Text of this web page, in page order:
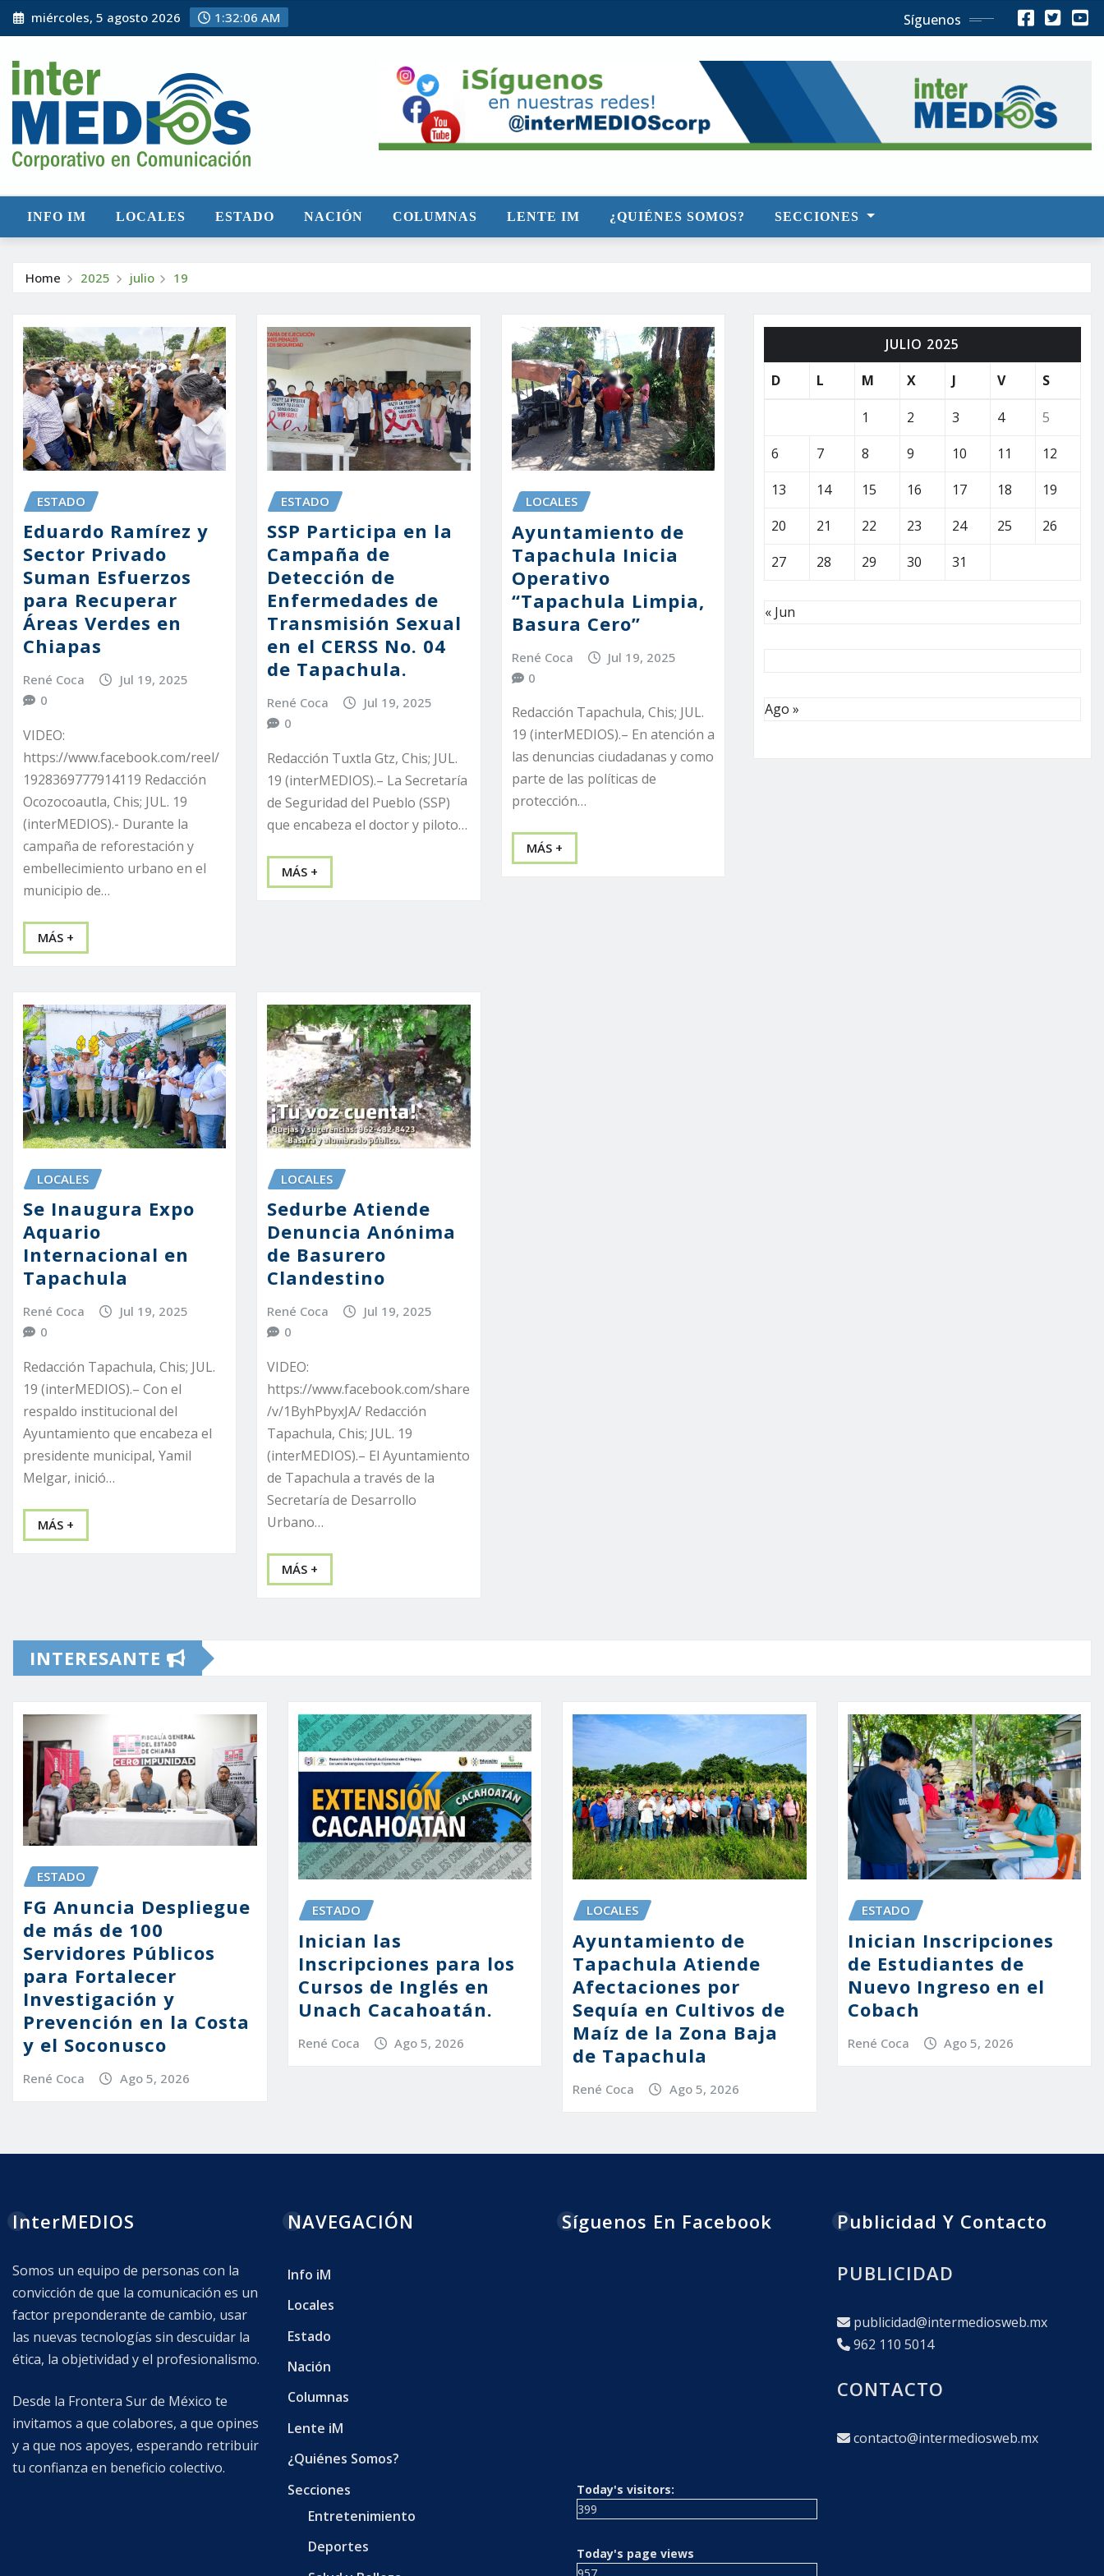
Skip
to
miércoles, 5 agosto 2026 1:32:06 AM Síguenos
INFO IM LOCALES ESTADO NACIÓN COLUMNAS LENTE IM ¿QUIÉNES SOMOS? SECCIONES
Home 2025 julio 19
ESTADO
Eduardo Ramírez y
Sector Privado
Suman Esfuerzos
para Recuperar
Áreas Verdes en
Chiapas
René Coca
Jul 19, 2025
0
VIDEO:
https://www.facebook.com/reel/
1928369777914119 Redacción
Ocozocoautla, Chis; JUL. 19
(interMEDIOS).- Durante la
campaña de reforestación y
embellecimiento urbano en el
municipio de…
MÁS +
ESTADO
SSP Participa en la
Campaña de
Detección de
Enfermedades de
Transmisión Sexual
en el CERSS No. 04
de Tapachula.
René Coca
Jul 19, 2025
0
Redacción Tuxtla Gtz, Chis; JUL.
19 (interMEDIOS).– La Secretaría
de Seguridad del Pueblo (SSP)
que encabeza el doctor y piloto…
MÁS +
LOCALES
Ayuntamiento de
Tapachula Inicia
Operativo
“Tapachula Limpia,
Basura Cero”
René Coca
Jul 19, 2025
0
Redacción Tapachula, Chis; JUL.
19 (interMEDIOS).– En atención a
las denuncias ciudadanas y como
parte de las políticas de
protección…
MÁS +
LOCALES
Se Inaugura Expo
Aquario
Internacional en
Tapachula
René Coca
Jul 19, 2025
0
Redacción Tapachula, Chis; JUL.
19 (interMEDIOS).– Con el
respaldo institucional del
Ayuntamiento que encabeza el
presidente municipal, Yamil
Melgar, inició…
MÁS +
LOCALES
Sedurbe Atiende
Denuncia Anónima
de Basurero
Clandestino
René Coca
Jul 19, 2025
0
VIDEO:
https://www.facebook.com/share
/v/1ByhPbyxJA/ Redacción
Tapachula, Chis; JUL. 19
(interMEDIOS).– El Ayuntamiento
de Tapachula a través de la
Secretaría de Desarrollo
Urbano…
MÁS +
JULIO 2025
D
L M X J V S
1 2 3 4
5
6
7 8 9 10 11
12
13
14 15 16 17 18
19
20
21 22 23 24 25
26
27
28 29 30 31
« Jun
Ago »
INTERESANTE
ESTADO
FG Anuncia Despliegue
de más de 100
Servidores Públicos
para Fortalecer
Investigación y
Prevención en la Costa
y el Soconusco
René Coca Ago 5, 2026
ESTADO
Inician las
Inscripciones para los
Cursos de Inglés en
Unach Cacahoatán.
René Coca Ago 5, 2026
LOCALES
Ayuntamiento de
Tapachula Atiende
Afectaciones por
Sequía en Cultivos de
Maíz de la Zona Baja
de Tapachula
René Coca Ago 5, 2026
ESTADO
Inician Inscripciones
de Estudiantes de
Nuevo Ingreso en el
Cobach
René Coca Ago 5, 2026
InterMEDIOS
Somos un equipo de personas con la
convicción de que la comunicación es un
factor preponderante de cambio, usar
las nuevas tecnologías sin descuidar la
ética, la objetividad y el profesionalismo.
Desde la Frontera Sur de México te
invitamos a que colabores, a que opines
y a que nos apoyes, esperando retribuir
tu confianza en beneficio colectivo.
NAVEGACIÓN
Info iM
Locales
Estado
Nación
Columnas
Lente iM
¿Quiénes Somos?
Secciones
Entretenimiento
Deportes
Síguenos En Facebook
Today's visitors:
399
Today's page views
Publicidad Y Contacto
PUBLICIDAD
publicidad@intermediosweb.mx
962 110 5014
CONTACTO
contacto@intermediosweb.mx